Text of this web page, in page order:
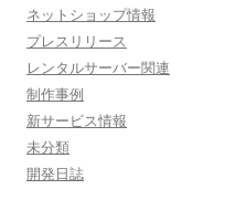
ネットショップ情報
プレスリリース
レンタルサーバー関連
制作事例
新サービス情報
未分類
開発日誌